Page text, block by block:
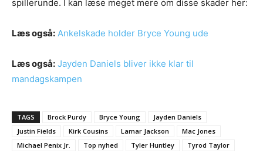
spillerunde. I kan læse meget mere om disse skader her:
Læs også: Ankelskade holder Bryce Young ude
Læs også: Jayden Daniels bliver ikke klar til
mandagskampen
TAGS Brock Purdy Bryce Young
Jayden Daniels
Justin Fields
Kirk Cousins Lamar Jackson
Mac Jones
Michael Penix Jr.
Top nyhed Tyler Huntley Tyrod Taylor